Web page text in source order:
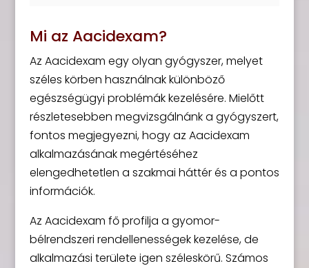
Mi az Aacidexam?
Az Aacidexam egy olyan gyógyszer, melyet
széles körben használnak különböző
egészségügyi problémák kezelésére. Mielőtt
részletesebben megvizsgálnánk a gyógyszert,
fontos megjegyezni, hogy az Aacidexam
alkalmazásának megértéséhez
elengedhetetlen a szakmai háttér és a pontos
információk.
Az Aacidexam fő profilja a gyomor-
bélrendszeri rendellenességek kezelése, de
alkalmazási területe igen széleskörű. Számos